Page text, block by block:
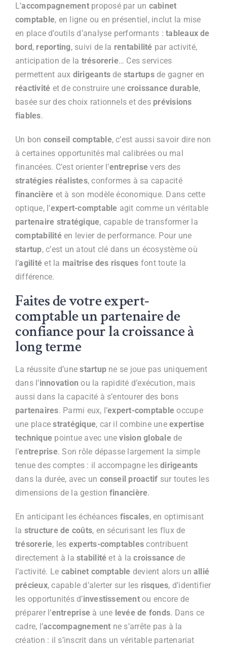
L’accompagnementproposé par un cabinet
comptable, en ligne ou en présentiel, inclut la mise
en place d’outils d’analyse performants :tableaux de
bord , reporting, suivi de la rentabilité par activité,
anticipation de la trésorerie… Ces services
permettent aux dirigeants de startupsde gagner en
réactivité et de construire une croissance durable,
basée sur des choix rationnels et des prévisions
fiables.
Un bon conseil comptable, c’est aussi savoir dire non
à certaines opportunités mal calibrées ou mal
financées. C’est orienter l’entreprise vers des
stratégies réalistes, conformes à sa capacité
financière et à son modèle économique. Dans cette
optique, l’expert-comptable agit comme un véritable
partenaire stratégique, capable de transformer la
comptabilitéen levier de performance. Pour une
startup, c’est un atout clé dans un écosystème où
l’agilité et la maîtrise des risques font toute la
différence.
Faites de votre expert-
comptable un partenaire de
confiance pour la croissance à
long terme
La réussite d’unestartup ne se joue pas uniquement
dans l’innovation ou la rapidité d’exécution, mais
aussi dans la capacité à s’entourer des bons
partenaires. Parmi eux, l’expert-comptable occupe
une placestratégique, car il combine uneexpertise
technique pointue avec unevision globalede
l’entreprise. Son rôle dépasse largement la simple
tenue des comptes : il accompagne lesdirigeants
dans la durée, avec un conseil proactif sur toutes les
dimensions de la gestion financière.
En anticipant les échéances fiscales, en optimisant
la structure de coûts, en sécurisant les flux de
trésorerie, les experts-comptables contribuent
directement à lastabilité et à lacroissancede
l’activité. Le cabinet comptable devient alors unallié
précieux, capable d’alerter sur les risques, d’identifier
les opportunités d’investissementou encore de
préparer l’entreprise à une levée de fonds. Dans ce
cadre, l’accompagnement ne s’arrête pas à la
création : il s’inscrit dans un véritable partenariat